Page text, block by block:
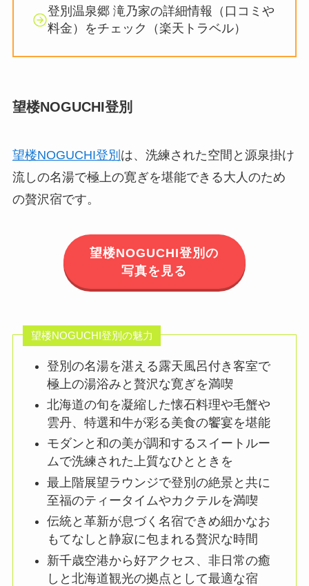
登別温泉郷 滝乃家の詳細情報（口コミや
料金）をチェック（楽天トラベル）
望楼NOGUCHI登別
望楼NOGUCHI登別 は、洗練された空間と源泉掛け
流しの名湯で極上の寛ぎを堪能できる大人のため
の贅沢宿です。
望楼NOGUCHI登別の
写真を見る
望楼NOGUCHI登別の魅力
登別の名湯を湛える露天風呂付き客室で
極上の湯浴みと贅沢な寛ぎを満喫
北海道の旬を凝縮した懐石料理や毛蟹や
雲丹、特選和牛が彩る美食の饗宴を堪能
モダンと和の美が調和するスイートルー
ムで洗練された上質なひとときを
最上階展望ラウンジで登別の絶景と共に
至福のティータイムやカクテルを満喫
伝統と革新が息づく名宿できめ細かなお
もてなしと静寂に包まれる贅沢な時間
新千歳空港から好アクセス、非日常の癒
しと北海道観光の拠点として最適な宿